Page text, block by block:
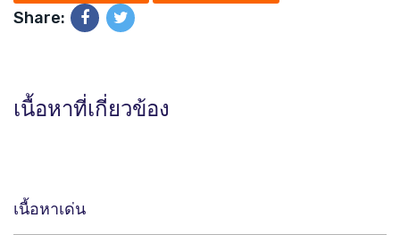
Share:
เนื้อหาที่เกี่ยวข้อง
เนื้อหาเด่น